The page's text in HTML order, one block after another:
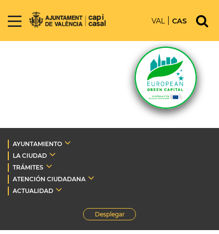
VAL CAS
AYUNTAMIENTO
LA CIUDAD
TRÁMITES
ATENCIÓN CIUDADANA
ACTUALIDAD
Desplegar